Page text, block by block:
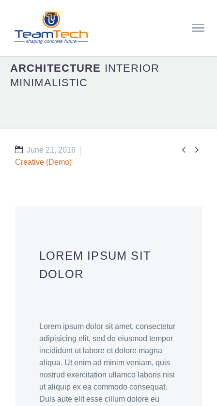
ARCHITECTURE INTERIOR
MINIMALISTIC
 
June 21, 2016
Creative (Demo)
LOREM IPSUM SIT
DOLOR
Lorem ipsum dolor sit amet, consectetur
adipisicing elit, sed do eiusmod tempor
incididunt ut labore et dolore magna
aliqua. Ut enim ad minim veniam, quis
nostrud exercitation ullamco laboris nisi
ut aliquip ex ea commodo consequat.
Duis aute elit esse cillum dolore eu